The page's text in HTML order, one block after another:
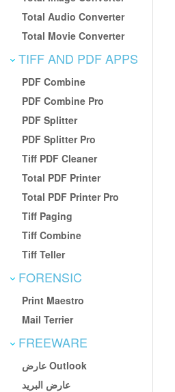
Total Audio Converter
Total Movie Converter
TIFF AND PDF APPS
PDF Combine
PDF Combine Pro
PDF Splitter
PDF Splitter Pro
Tiff PDF Cleaner
Total PDF Printer
Total PDF Printer Pro
Tiff Paging
Tiff Combine
Tiff Teller
FORENSIC
Print Maestro
Mail Terrier
FREEWARE
عارض Outlook
عارض البريد